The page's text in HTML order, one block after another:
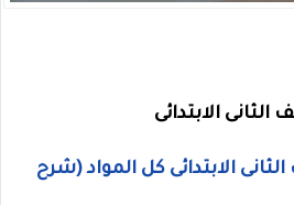
الابتدائى
الابتدائى كل المواد (شرح